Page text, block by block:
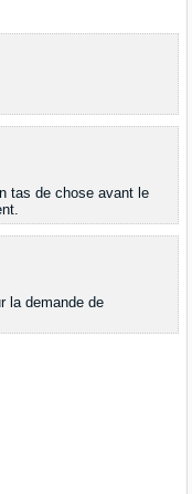
tas de chose avant le
la demande de